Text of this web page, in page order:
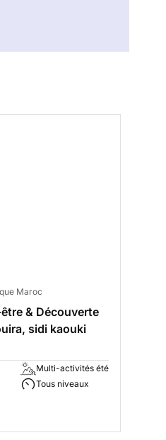
Maroc
& Découverte
sidi kaouki
Multi-activités été
Tous niveaux